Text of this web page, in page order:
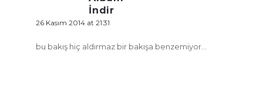
İndir
26 Kasım 2014 at 21:31
bu bakış hiç aldırmaz bir bakışa benzemiyor…